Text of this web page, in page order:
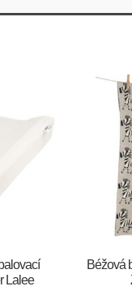
Lalee
Béžová